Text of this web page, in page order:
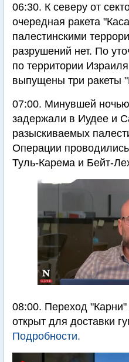
06:30. К северу от
очередная ракета
палестинскими
разрушений нет. По
по территории
выпущены три ракеты
07:00. Минувшей
задержали в Иудее и
разыскиваемых
Операции
Туль-Карема и Бейт-
08:00. Переход
открыт для доставки
Подробности.